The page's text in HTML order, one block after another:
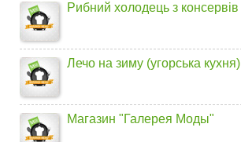
Рибний холодець з консервів
Лечо на зиму (угорська кухня)
Магазин "Галерея Моды"